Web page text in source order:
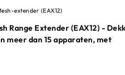
extender (EAX12)
Range Extender (EAX12) -
meer dan 15 apparaten, met